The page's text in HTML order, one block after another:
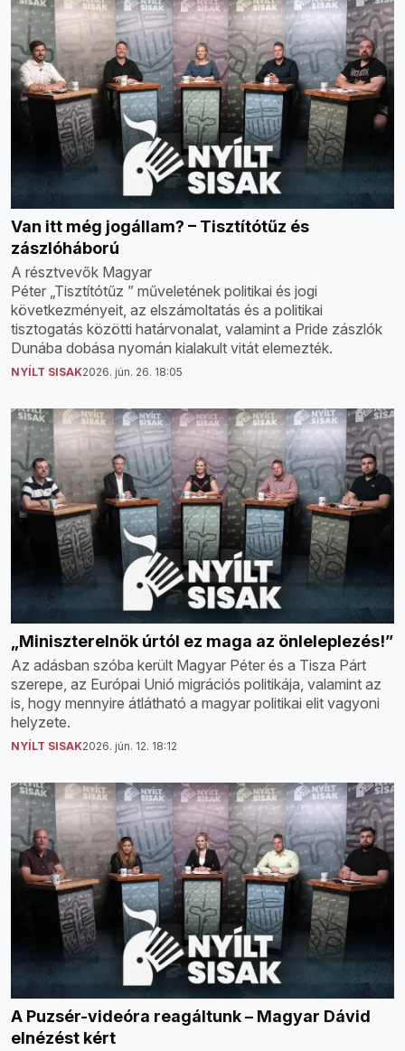
Van itt még jogállam? – Tisztítótűz és
zászlóháború
A résztvevők Magyar
Péter „Tisztítótűz ” műveletének politikai és jogi
következményeit, az elszámoltatás és a politikai
tisztogatás közötti határvonalat, valamint a Pride zászlók
Dunába dobása nyomán kialakult vitát elemezték.
NYÍLT SISAK2026. jún. 26. 18:05
„Miniszterelnök úrtól ez maga az önleleplezés!”
Az adásban szóba került Magyar Péter és a Tisza Párt
szerepe, az Európai Unió migrációs politikája, valamint az
is, hogy mennyire átlátható a magyar politikai elit vagyoni
helyzete.
NYÍLT SISAK2026. jún. 12. 18:12
A Puzsér-videóra reagáltunk – Magyar Dávid
elnézést kért